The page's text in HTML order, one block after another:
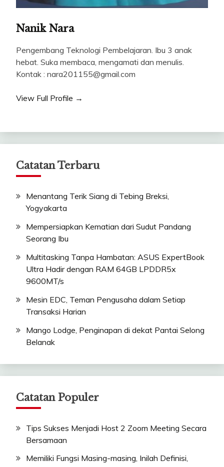
Nanik Nara
Pengembang Teknologi Pembelajaran. Ibu 3 anak
hebat. Suka membaca, mengamati dan menulis.
Kontak : nara201155@gmail.com
View Full Profile →
Catatan Terbaru
Menantang Terik Siang di Tebing Breksi,
Yogyakarta
Mempersiapkan Kematian dari Sudut Pandang
Seorang Ibu
Multitasking Tanpa Hambatan: ASUS ExpertBook
Ultra Hadir dengan RAM 64GB LPDDR5x
9600MT/s
Mesin EDC, Teman Pengusaha dalam Setiap
Transaksi Harian
Mango Lodge, Penginapan di dekat Pantai Selong
Belanak
Catatan Populer
Tips Sukses Menjadi Host 2 Zoom Meeting Secara
Bersamaan
Memiliki Fungsi Masing-masing, Inilah Definisi,